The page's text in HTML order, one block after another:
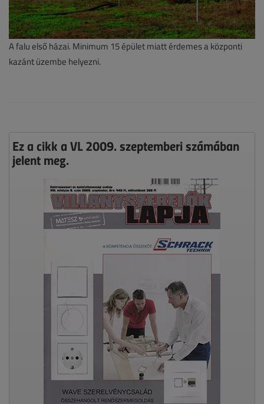
A falu első házai. Minimum 15 épület miatt érdemes a központi
kazánt üzembe helyezni.
Ez a cikk a VL 2009. szeptemberi számában
jelent meg.